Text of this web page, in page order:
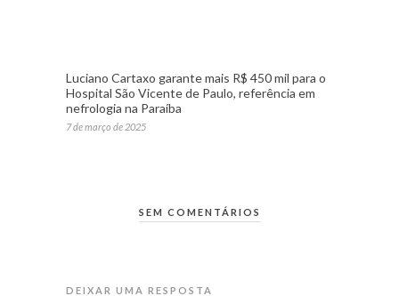
Luciano Cartaxo garante mais R$ 450 mil para o
Hospital São Vicente de Paulo, referência em
nefrologia na Paraíba
7 de março de 2025
SEM COMENTÁRIOS
DEIXAR UMA RESPOSTA